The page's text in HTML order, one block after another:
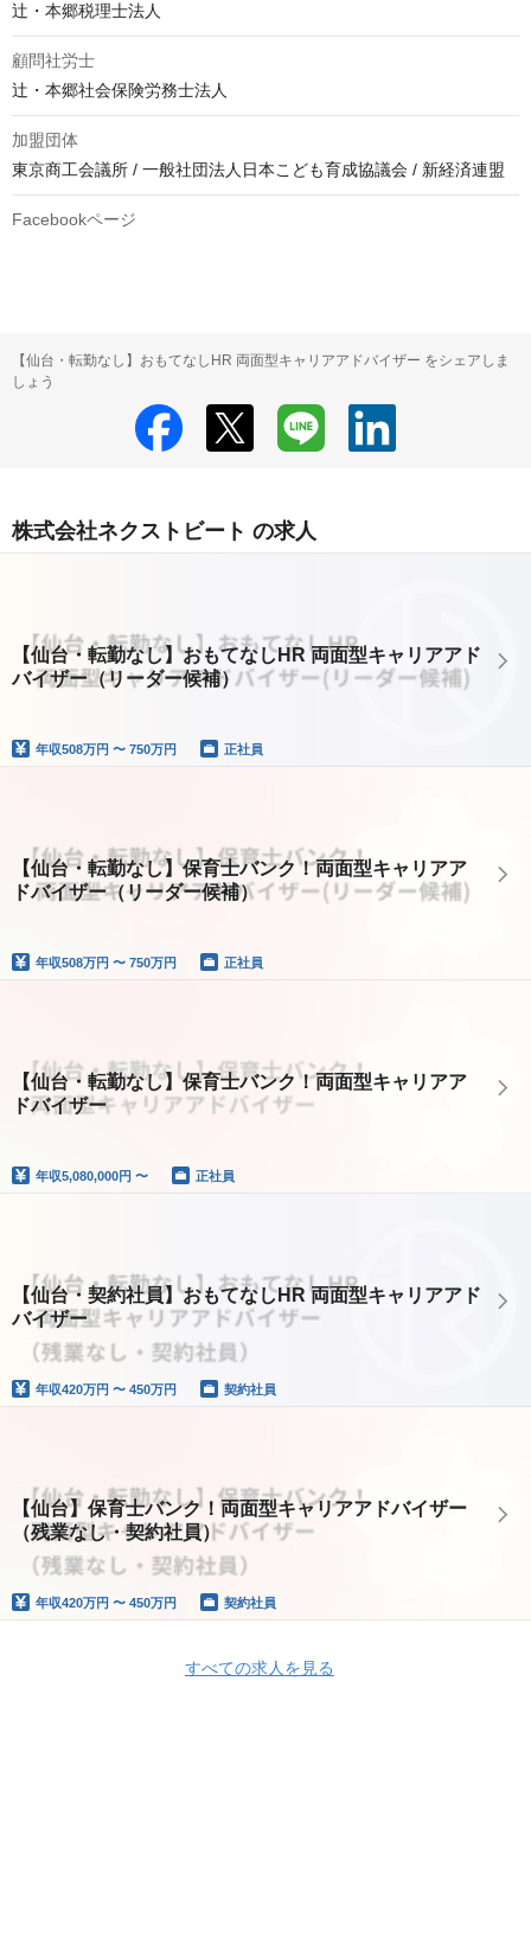
辻・本郷税理士法人
顧問社労士
辻・本郷社会保険労務士法人
加盟団体
東京商工会議所 / 一般社団法人日本こども育成協議会 / 新経済連盟
Facebookページ
【仙台・転勤なし】おもてなしHR 両面型キャリアアドバイザー をシェアしま
しょう
株式会社ネクストビート の求人
【仙台・転勤なし】おもてなしHR 両面型キャリアアド
バイザー（リーダー候補）
年収508万円 〜 750万円 正社員
【仙台・転勤なし】保育士バンク！両面型キャリアア
ドバイザー（リーダー候補）
年収508万円 〜 750万円 正社員
【仙台・転勤なし】保育士バンク！両面型キャリアア
ドバイザー
年収5,080,000円 〜 正社員
【仙台・契約社員】おもてなしHR 両面型キャリアアド
バイザー
年収420万円 〜 450万円 契約社員
【仙台】保育士バンク！両面型キャリアアドバイザー
（残業なし・契約社員）
年収420万円 〜 450万円 契約社員
すべての求人を見る